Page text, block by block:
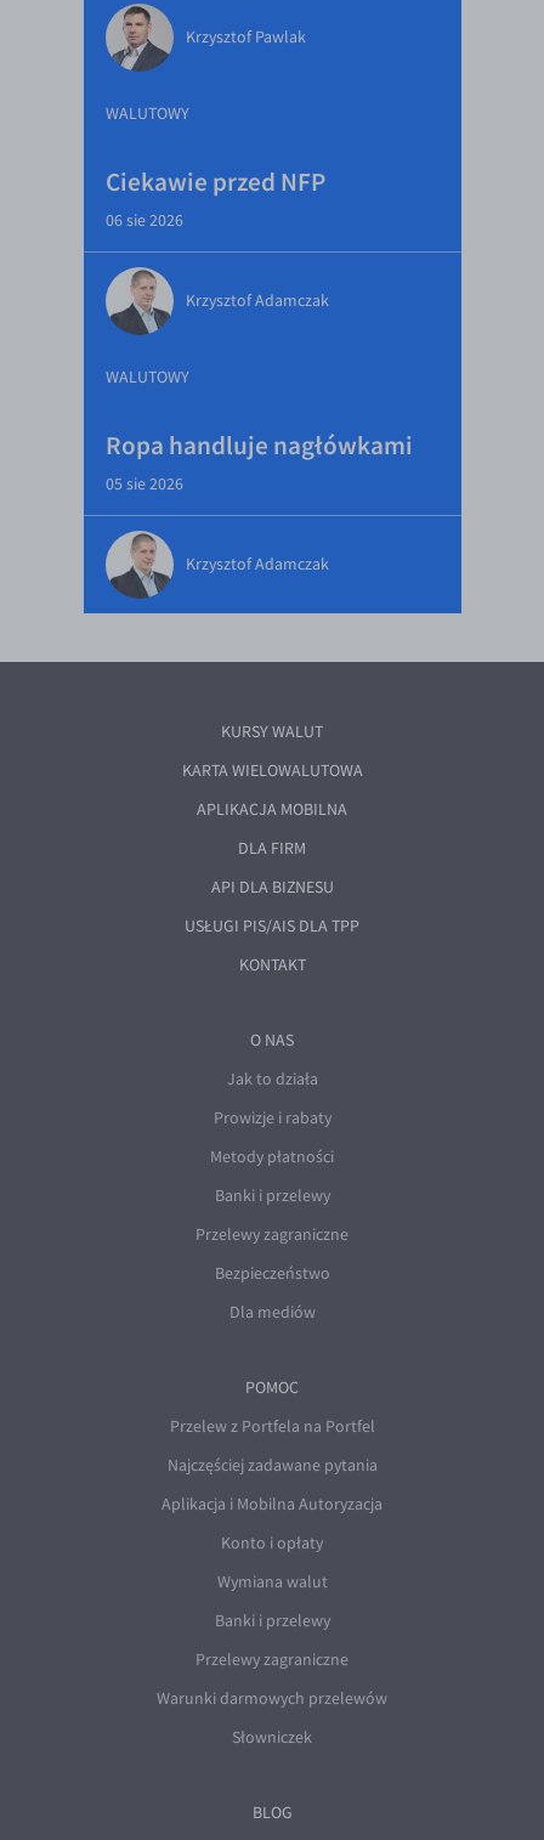
Krzysztof Pawlak
WALUTOWY
Ciekawie przed NFP
06 sie 2026
Krzysztof Adamczak
WALUTOWY
Ropa handluje nagłówkami
05 sie 2026
Krzysztof Adamczak
KURSY WALUT
KARTA WIELOWALUTOWA
APLIKACJA MOBILNA
DLA FIRM
API DLA BIZNESU
USŁUGI PIS/AIS DLA TPP
KONTAKT
O NAS
Jak to działa
Prowizje i rabaty
Metody płatności
Banki i przelewy
Przelewy zagraniczne
Bezpieczeństwo
Dla mediów
POMOC
Przelew z Portfela na Portfel
Najczęściej zadawane pytania
Aplikacja i Mobilna Autoryzacja
Konto i opłaty
Wymiana walut
Banki i przelewy
Przelewy zagraniczne
Warunki darmowych przelewów
Słowniczek
BLOG